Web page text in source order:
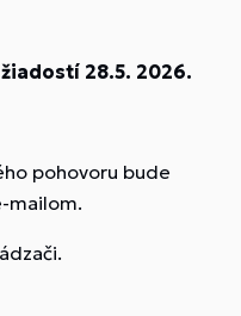
28.5. 2026.
pohovoru bude
mailom.